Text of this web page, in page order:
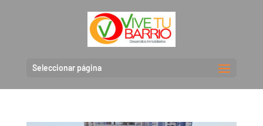
Seleccionar página